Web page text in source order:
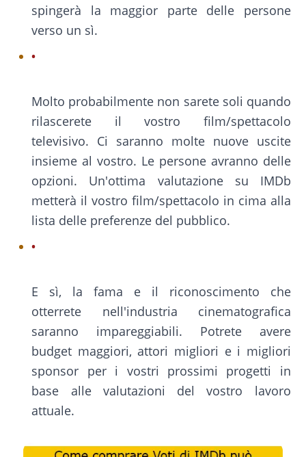
spingerà la maggior parte delle persone
verso un sì.
Molto probabilmente non sarete soli quando
rilascerete il vostro film/spettacolo
televisivo. Ci saranno molte nuove uscite
insieme al vostro. Le persone avranno delle
opzioni. Un'ottima valutazione su IMDb
metterà il vostro film/spettacolo in cima alla
lista delle preferenze del pubblico.
E sì, la fama e il riconoscimento che
otterrete nell'industria cinematografica
saranno impareggiabili. Potrete avere
budget maggiori, attori migliori e i migliori
sponsor per i vostri prossimi progetti in
base alle valutazioni del vostro lavoro
attuale.